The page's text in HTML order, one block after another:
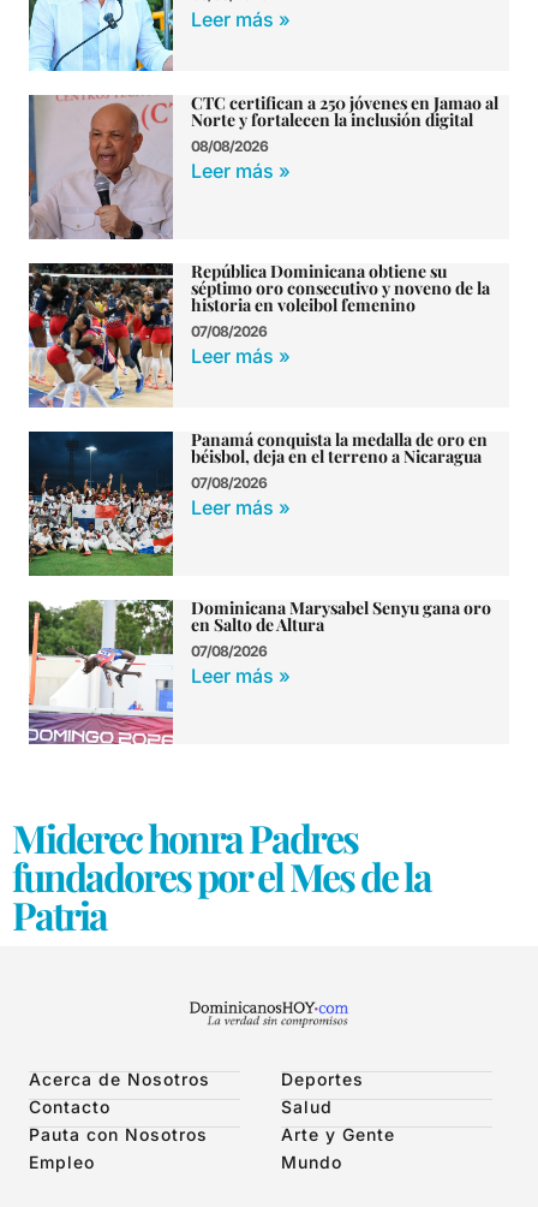
Leer más »
CTC certifican a 250 jóvenes en Jamao al
Norte y fortalecen la inclusión digital
08/08/2026
Leer más »
República Dominicana obtiene su
séptimo oro consecutivo y noveno de la
historia en voleibol femenino
07/08/2026
Leer más »
Panamá conquista la medalla de oro en
béisbol, deja en el terreno a Nicaragua
07/08/2026
Leer más »
Dominicana Marysabel Senyu gana oro
en Salto de Altura
07/08/2026
Leer más »
Miderec honra Padres
fundadores por el Mes de la
Patria
Acerca de Nosotros
Contacto
Pauta con Nosotros
Empleo
Deportes
Salud
Arte y Gente
Mundo